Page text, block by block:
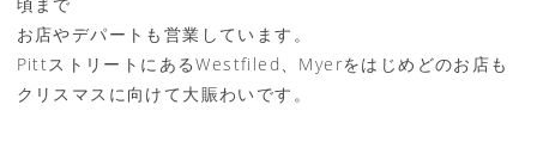
お店やデパートも営業しています。
PittストリートにあるWestfiled、Myerをはじめどのお店も
クリスマスに向けて大賑わいです。